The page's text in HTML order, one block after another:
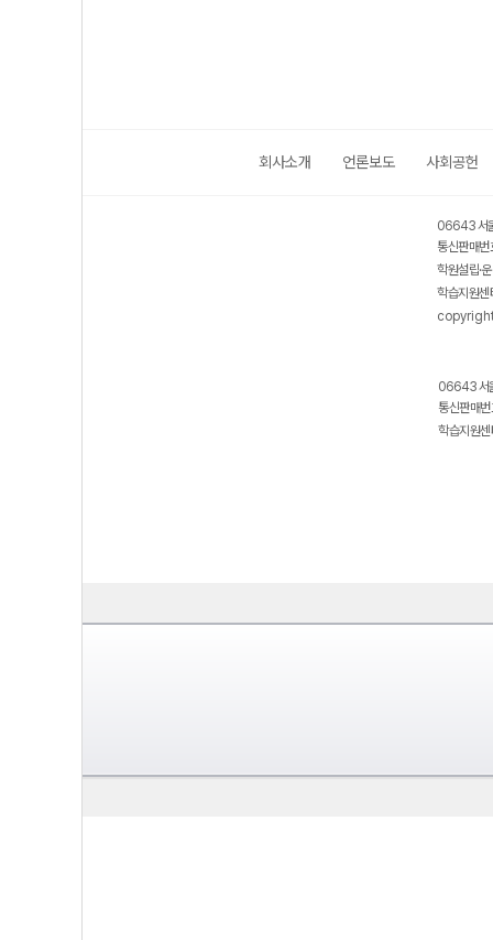
회사소개 언론보도 사회공헌
06643 서
통신판매
학원설립·
학습지원
06643 서
통신판매
학습지원